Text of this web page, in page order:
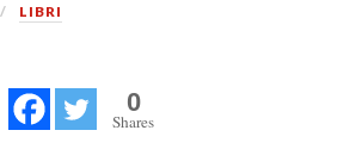
LIBRI
0
Shares